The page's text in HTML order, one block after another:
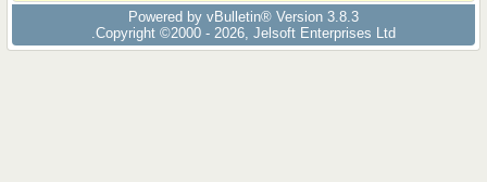
Powered by vBulletin® Version 3.8.3
Copyright ©2000 - 2026, Jelsoft Enterprises Ltd.